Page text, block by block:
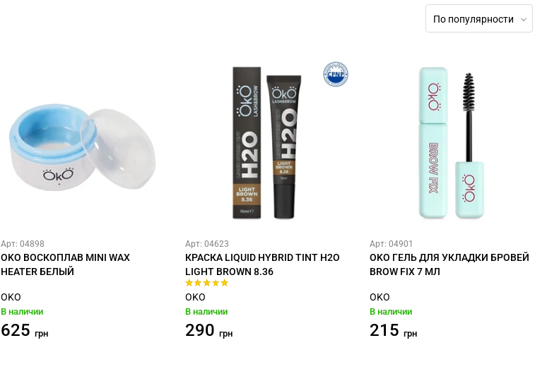
По популярности
Арт: 04898
OKO ВОСКОПЛАВ MINI WAX
HEATER БЕЛЫЙ
OKO
В наличии
625 грн
Арт: 04623
КРАСКА LIQUID HYBRID TINT H2O
LIGHT BROWN 8.36
OKO
В наличии
290 грн
Арт: 04901
OKO ГЕЛЬ ДЛЯ УКЛАДКИ БРОВЕЙ
BROW FIX 7 МЛ
OKO
В наличии
215 грн